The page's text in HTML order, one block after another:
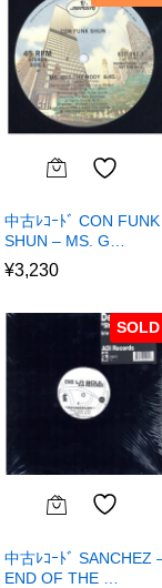
中古ﾚｺｰﾄﾞ CON FUNK
SHUN – MS. G…
¥3,230
SOLD
中古ﾚｺｰﾄﾞ SANCHEZ
END OF THE …